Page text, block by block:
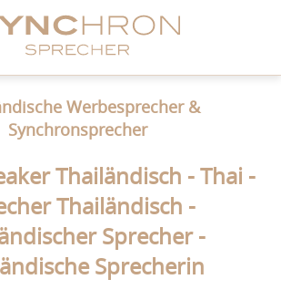
Werbesprecher &
Synchronsprecher
Thailändisch - Thai -
Thailändisch -
Sprecher -
Sprecherin